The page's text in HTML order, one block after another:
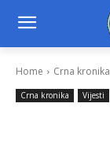
Home Crna kronika
Crna kronika Vijesti